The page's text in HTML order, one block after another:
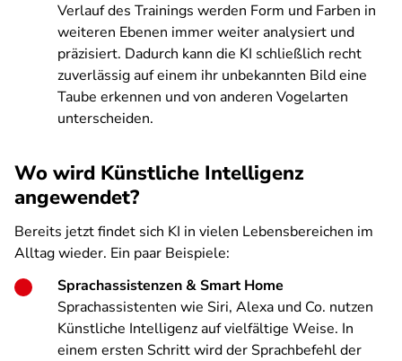
Verlauf des Trainings werden Form und Farben in
weiteren Ebenen immer weiter analysiert und
präzisiert. Dadurch kann die KI schließlich recht
zuverlässig auf einem ihr unbekannten Bild eine
Taube erkennen und von anderen Vogelarten
unterscheiden.
Wo wird Künstliche Intelligenz
angewendet?
Bereits jetzt findet sich KI in vielen Lebensbereichen im
Alltag wieder. Ein paar Beispiele:
Sprachassistenzen & Smart Home
Sprachassistenten wie Siri, Alexa und Co. nutzen
Künstliche Intelligenz auf vielfältige Weise. In
einem ersten Schritt wird der Sprachbefehl der